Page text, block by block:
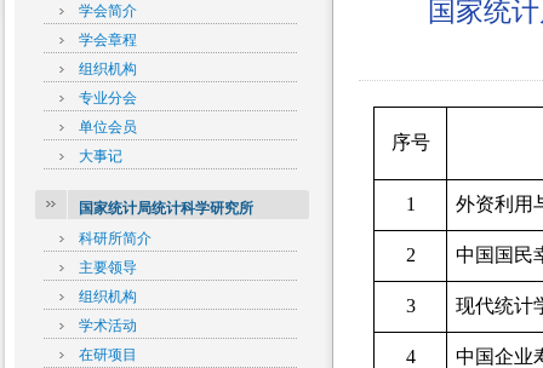
学会简介
学会章程
组织机构
专业分会
单位会员
大事记
国家统计局统计科学研究所
科研所简介
主要领导
组织机构
学术活动
在研项目
国家统
序号
1 外资利用
2 中国国民
3 现代统计
4 中国企业